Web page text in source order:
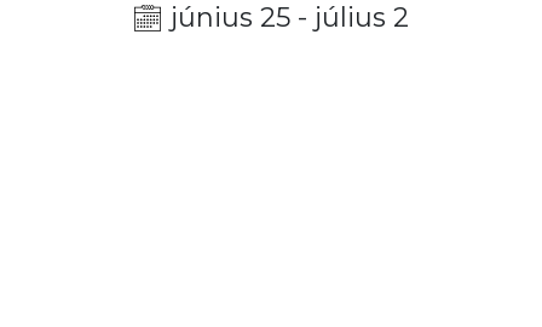
június 25 - július 2